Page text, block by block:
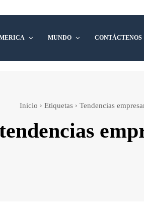
MUNDO CONTÁCTENOS
Inicio Etiquetas Tendencias